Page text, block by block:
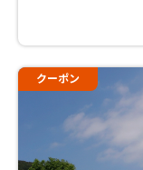
クーポン